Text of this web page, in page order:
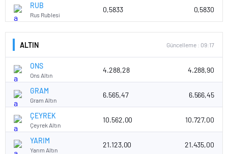
RUB
Rus Rublesi
0,5833 0,5830
ALTIN Güncelleme : 09:17
ONS
Ons Altın
4.288,28 4.288,90
GRAM
Gram Altın
6.565,47 6.566,45
ÇEYREK
Çeyrek Altın
10.562,00 10.727,00
YARIM
Yarım Altın
21.123,00 21.435,00